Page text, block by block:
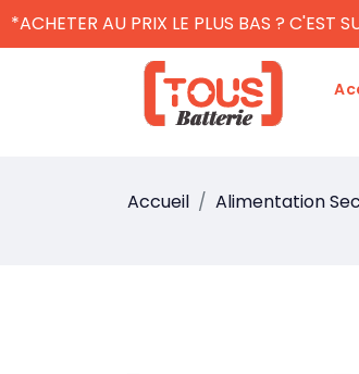
*ACHETER AU PRIX LE PLUS BAS ? C'EST
Accueil Alimentation